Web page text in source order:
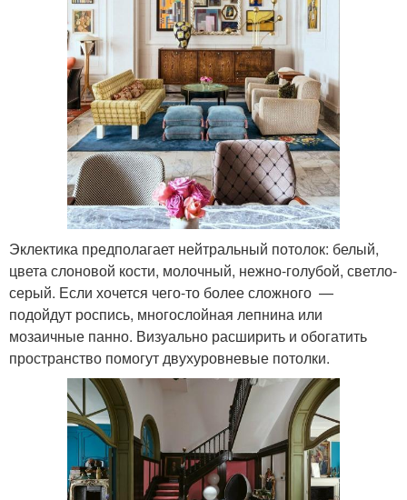
Эклектика предполагает нейтральный потолок: белый,
цвета слоновой кости, молочный, нежно-голубой, светло-
серый. Если хочется чего-то более сложного —
подойдут роспись, многослойная лепнина или
мозаичные панно. Визуально расширить и обогатить
пространство помогут двухуровневые потолки.